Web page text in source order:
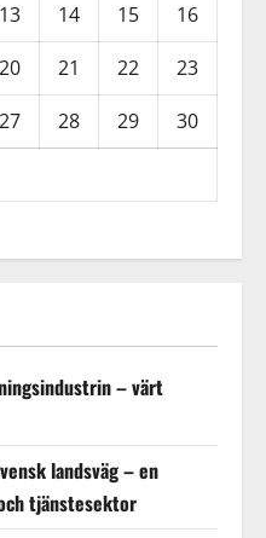
13 14 15
16
20 21 22
23
27 28 29
30
– värt
landsväg – en
tjänstesektor